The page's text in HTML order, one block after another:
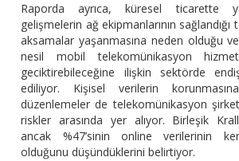
Raporda ayrıca, küresel ticarette
gelişmelerin ağ ekipmanlarının
aksamalar yaşanmasına neden olduğu
nesil mobil telekomünikasyon hizmeti
geciktirebileceğine ilişkin sektörde
ediliyor. Kişisel verilerin
düzenlemeler de telekomünikasyon
riskler arasında yer alıyor. Birleşik
ancak %47’sinin online verilerinin
olduğunu düşündüklerini belirtiyor.